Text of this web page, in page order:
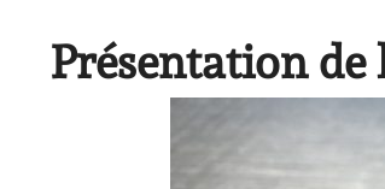
Présentation de